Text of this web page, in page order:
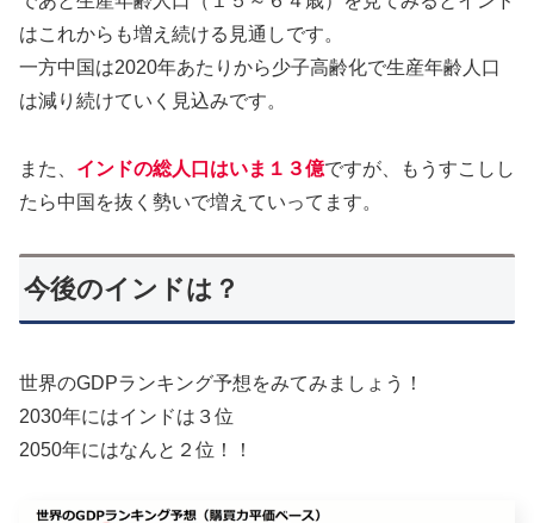
はこれからも増え続ける見通しです。
一方中国は2020年あたりから少子高齢化で生産年齢人口
は減り続けていく見込みです。
また、 インドの総人口はいま１３億ですが、もうすこしし
たら中国を抜く勢いで増えていってます。
今後のインドは？
世界のGDPランキング予想をみてみましょう！
2030年にはインドは３位
2050年にはなんと２位！！